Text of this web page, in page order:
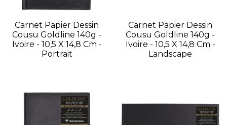
Carnet Papier Dessin
Cousu Goldline 140g -
Ivoire - 10,5 X 14,8 Cm -
Portrait
Carnet Papier Dessin
Cousu Goldline 140g -
Ivoire - 10,5 X 14,8 Cm -
Landscape